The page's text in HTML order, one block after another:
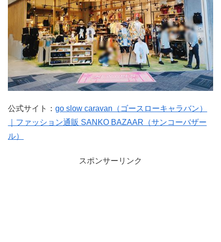
公式サイト： go slow caravan（ゴースローキャラバン）
｜ファッション通販 SANKO BAZAAR（サンコーバザー
ル）
スポンサーリンク